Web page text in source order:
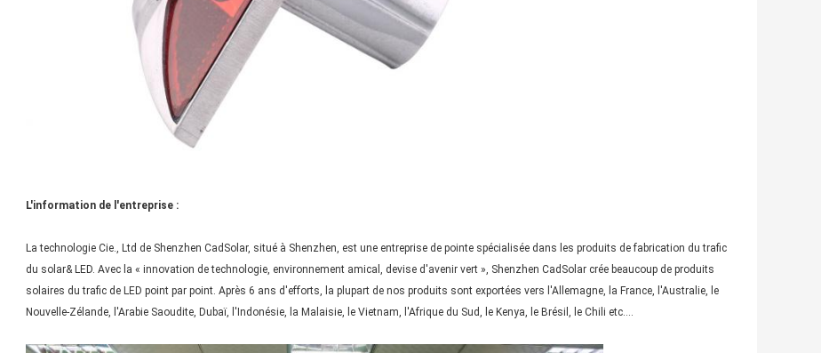
L'information de l'entreprise :
La technologie Cie., Ltd de Shenzhen CadSolar, situé à Shenzhen, est une entreprise de pointe spécialisée dans les produits de fabrication du trafic
du solar& LED. Avec la « innovation de technologie, environnement amical, devise d'avenir vert », Shenzhen CadSolar crée beaucoup de produits
solaires du trafic de LED point par point. Après 6 ans d'efforts, la plupart de nos produits sont exportées vers l'Allemagne, la France, l'Australie, le
Nouvelle-Zélande, l'Arabie Saoudite, Dubaï, l'Indonésie, la Malaisie, le Vietnam, l'Afrique du Sud, le Kenya, le Brésil, le Chili etc….